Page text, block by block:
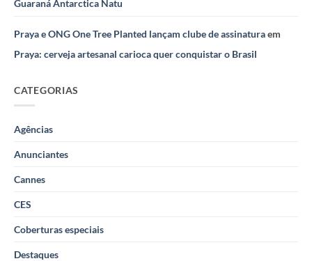
Guaraná Antarctica Natu
Praya e ONG One Tree Planted lançam clube de assinaturaem
Praya: cerveja artesanal carioca quer conquistar o Brasil
CATEGORIAS
Agências
Anunciantes
Cannes
CES
Coberturas especiais
Destaques